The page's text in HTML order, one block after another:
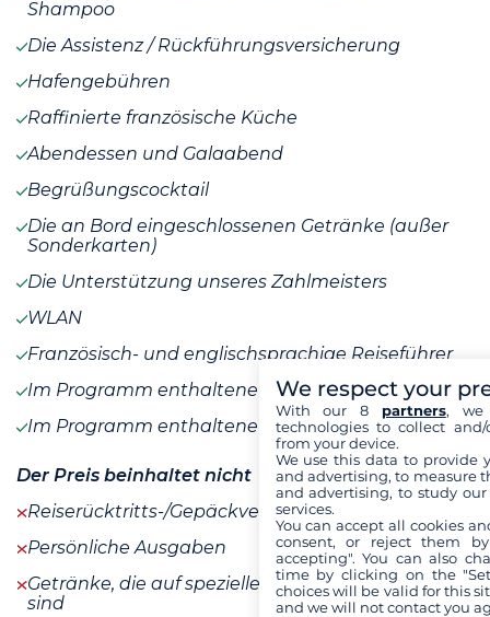
Shampoo
Die Assistenz / Rückführungsversicherung
Hafengebühren
Raffinierte französische Küche
Abendessen und Galaabend
Begrüßungscocktail
Die an Bord eingeschlossenen Getränke (außer
Sonderkarten)
Die Unterstützung unseres Zahlmeisters
WLAN
Französisch- und englischsprachige Reiseführer
Im Programm enthaltene Aktivitäten
Im Programm enthaltene Mahlzeiten
Der Preis beinhaltet nicht
Reiserücktritts-/Gepäckversicherung
Persönliche Ausgaben
Getränke, die auf speziellen Karten aufgeführt
sind
We respect your
With our 8 partners, we
technologies to collect
from your device.
We use this data to provide
and advertising, to measure
and advertising, to study
services.
You can accept all cookies
consent, or reject them
accepting". You can also
time by clicking on the
choices will be valid for this
and we will not contact you